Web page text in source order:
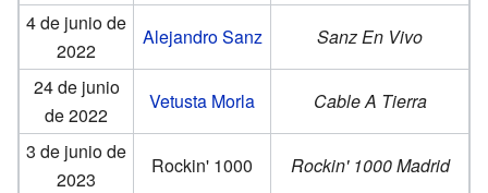
4 de junio de
2022
Alejandro Sanz
Sanz En Vivo
24 de junio
de 2022
Vetusta Morla
Cable A Tierra
3 de junio de
2023
Rockin' 1000
Rockin' 1000 Madrid